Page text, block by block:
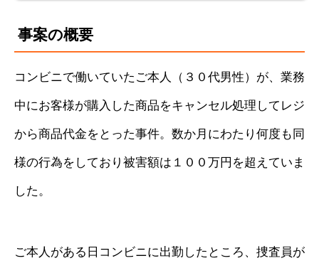
事案の概要
コンビニで働いていたご本人（３０代男性）が、業務
中にお客様が購入した商品をキャンセル処理してレジ
から商品代金をとった事件。数か月にわたり何度も同
様の行為をしており被害額は１００万円を超えていま
した。
ご本人がある日コンビニに出勤したところ、捜査員が